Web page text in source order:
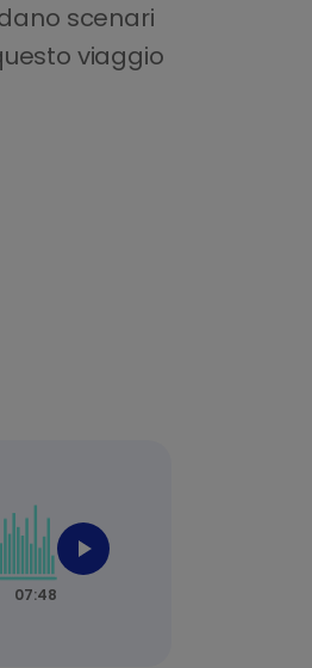
scenari
viaggio